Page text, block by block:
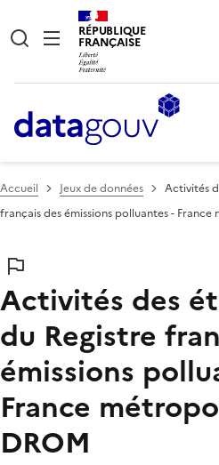
RÉPUBLIQUE
FRANÇAISE
Accueil Jeux de données
Activités
français des émissions polluantes -
Activités des
du Registre
émissions
France
DROM